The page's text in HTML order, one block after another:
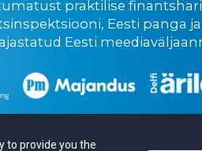
praktilise
Eesti panga ja
Eesti
to provide you the